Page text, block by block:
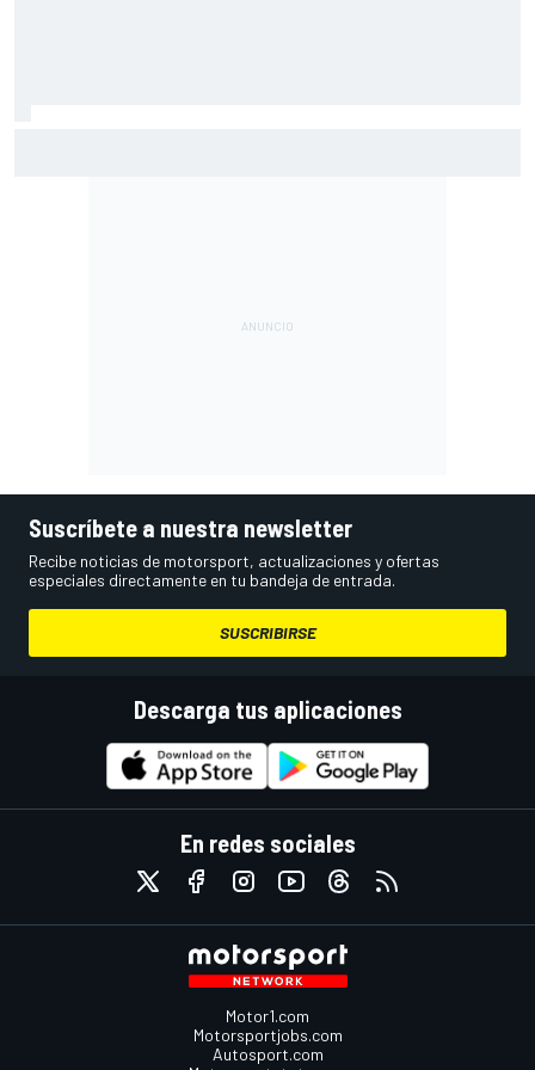
Suscríbete a nuestra newsletter
Recibe noticias de motorsport, actualizaciones y ofertas
especiales directamente en tu bandeja de entrada.
SUSCRIBIRSE
Descarga tus aplicaciones
En redes sociales
Motor1.com
Motorsportjobs.com
Autosport.com